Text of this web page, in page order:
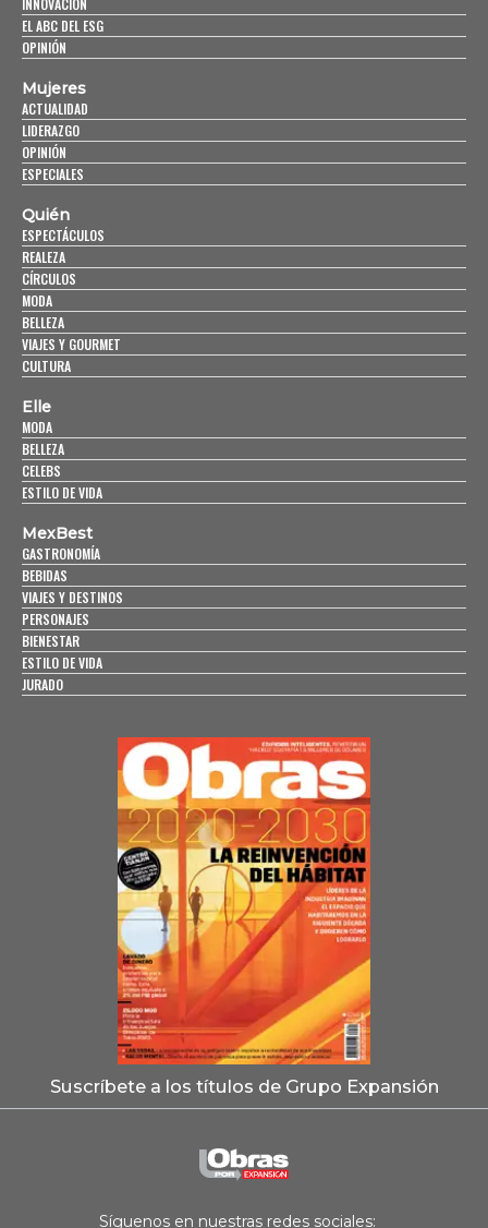
INNOVACIÓN
EL ABC DEL ESG
OPINIÓN
Mujeres
ACTUALIDAD
LIDERAZGO
OPINIÓN
ESPECIALES
Quién
ESPECTÁCULOS
REALEZA
CÍRCULOS
MODA
BELLEZA
VIAJES Y GOURMET
CULTURA
Elle
MODA
BELLEZA
CELEBS
ESTILO DE VIDA
MexBest
GASTRONOMÍA
BEBIDAS
VIAJES Y DESTINOS
PERSONAJES
BIENESTAR
ESTILO DE VIDA
JURADO
Suscríbete a los títulos de Grupo Expansión
Síguenos en nuestras redes sociales: